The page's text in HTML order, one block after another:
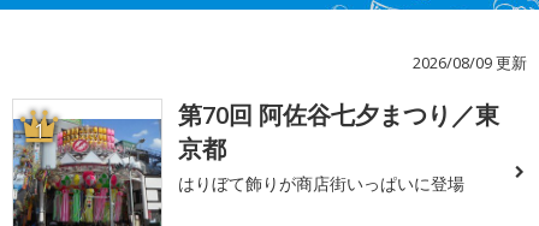
2026/08/09 更新
1
第70回 阿佐谷七夕まつり／東
京都
はりぼて飾りが商店街いっぱいに登場